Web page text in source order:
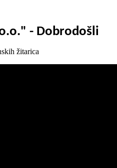
- Dobrodošli
žitarica